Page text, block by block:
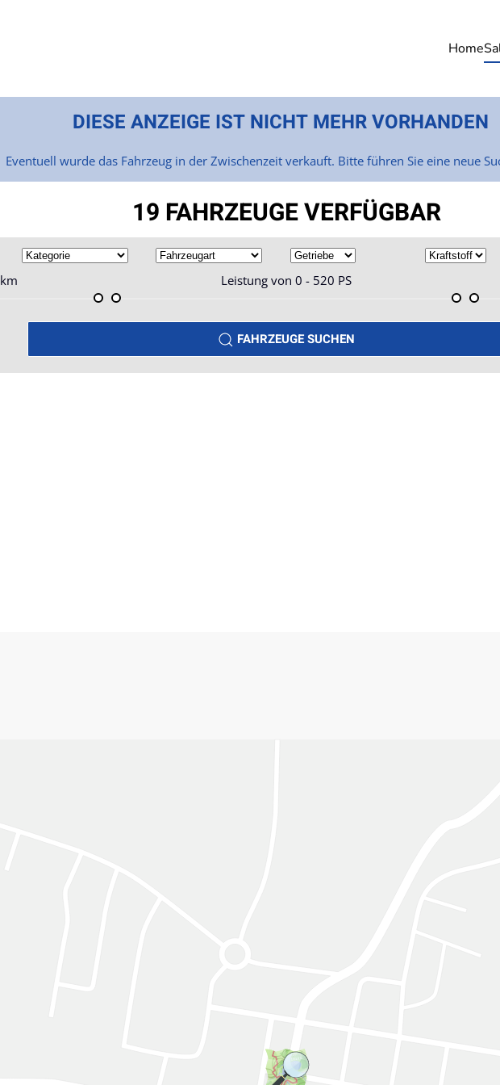
Home
DIESE ANZEIGE IST NICHT MEHR VORHANDEN
Eventuell wurde das Fahrzeug in der Zwischenzeit verkauft. Bitte führen Sie eine neue
19 FAHRZEUGE VERFÜGBAR
km Leistung von 0 - 520 PS
FAHRZEUGE SUCHEN